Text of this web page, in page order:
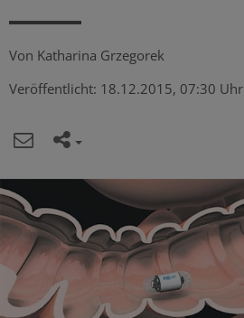
Von Katharina Grzegorek
Veröffentlicht: 18.12.2015, 07:30 Uhr